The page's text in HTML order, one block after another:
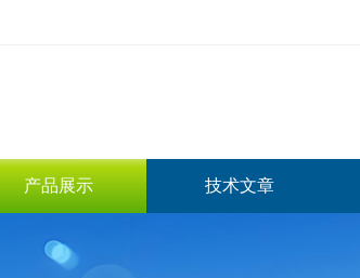
产品展示 技术文章